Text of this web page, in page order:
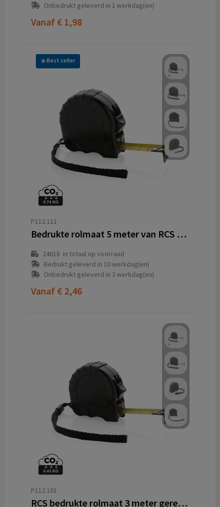
Onbedrukt geleverd in 1 werkdag(en)
Vanaf € 1,98
Best seller
P112.111
Bedrukte rolmaat 5 meter van RCS gerecycled ABS
24618 in totaal op voorraad
Bedrukt geleverd in 10 werkdag(en)
Onbedrukt geleverd in 3 werkdag(en)
Vanaf € 2,46
P112.101
RCS bedrukte rolmaat 3 meter gerecycled ABS